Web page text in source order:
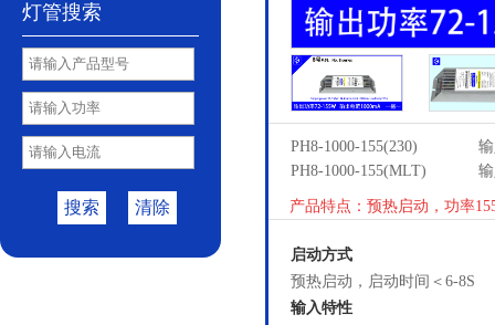
灯管搜索
清除
搜索
PH8-1000-155(230)
PH8-1000-155(MLT)
产品特点：预热启动，功率
启动方式
预热启动，启动时间＜6-8S
输入特性